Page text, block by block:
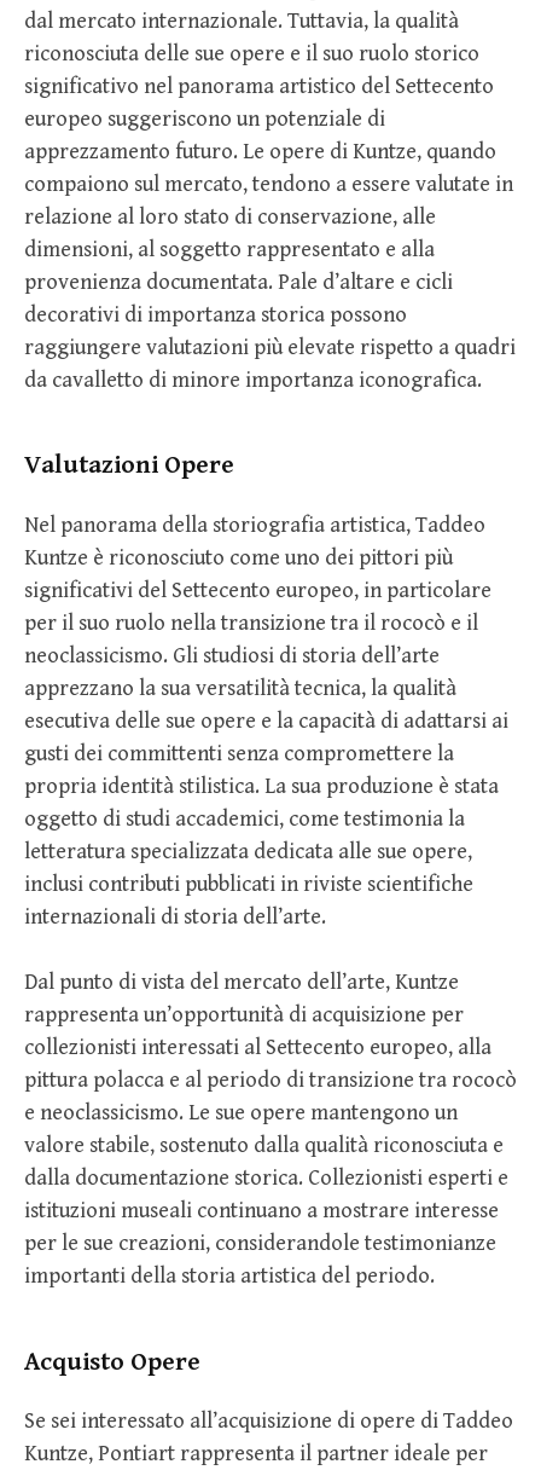
dal mercato internazionale. Tuttavia, la qualità
riconosciuta delle sue opere e il suo ruolo storico
significativo nel panorama artistico del Settecento
europeo suggeriscono un potenziale di
apprezzamento futuro. Le opere di Kuntze, quando
compaiono sul mercato, tendono a essere valutate in
relazione al loro stato di conservazione, alle
dimensioni, al soggetto rappresentato e alla
provenienza documentata. Pale d’altare e cicli
decorativi di importanza storica possono
raggiungere valutazioni più elevate rispetto a quadri
da cavalletto di minore importanza iconografica.
Valutazioni Opere
Nel panorama della storiografia artistica, Taddeo
Kuntze è riconosciuto come uno dei pittori più
significativi del Settecento europeo, in particolare
per il suo ruolo nella transizione tra il rococò e il
neoclassicismo. Gli studiosi di storia dell’arte
apprezzano la sua versatilità tecnica, la qualità
esecutiva delle sue opere e la capacità di adattarsi ai
gusti dei committenti senza compromettere la
propria identità stilistica. La sua produzione è stata
oggetto di studi accademici, come testimonia la
letteratura specializzata dedicata alle sue opere,
inclusi contributi pubblicati in riviste scientifiche
internazionali di storia dell’arte.
Dal punto di vista del mercato dell’arte, Kuntze
rappresenta un’opportunità di acquisizione per
collezionisti interessati al Settecento europeo, alla
pittura polacca e al periodo di transizione tra rococò
e neoclassicismo. Le sue opere mantengono un
valore stabile, sostenuto dalla qualità riconosciuta e
dalla documentazione storica. Collezionisti esperti e
istituzioni museali continuano a mostrare interesse
per le sue creazioni, considerandole testimonianze
importanti della storia artistica del periodo.
Acquisto Opere
Se sei interessato all’acquisizione di opere di Taddeo
Kuntze, Pontiart rappresenta il partner ideale per